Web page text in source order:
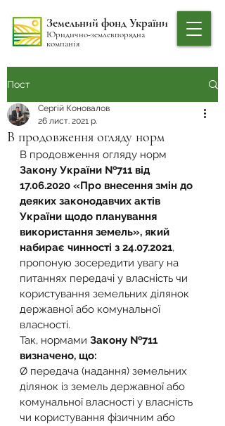
Земельний фонд України
Юридично-землевпорядна
компанія
Пост
В продовження огляду норм
Сергій Коновалов
26 лист. 2021 р.
В продовження огляду норм
Закону України №711 від
17.06.2020 «Про внесення змін до
деяких законодавчих актів
України щодо планування
використання земель», який
набирає чинності з 24.07.2021,
пропоную зосередити увагу на
питаннях передачі у власність чи
користування земельних ділянок
державної або комунальної
власності.
Так, нормами Закону №711
визначено, що:
Ø передача (надання) земельних
ділянок із земель державної або
комунальної власності у власність
чи користування фізичним або